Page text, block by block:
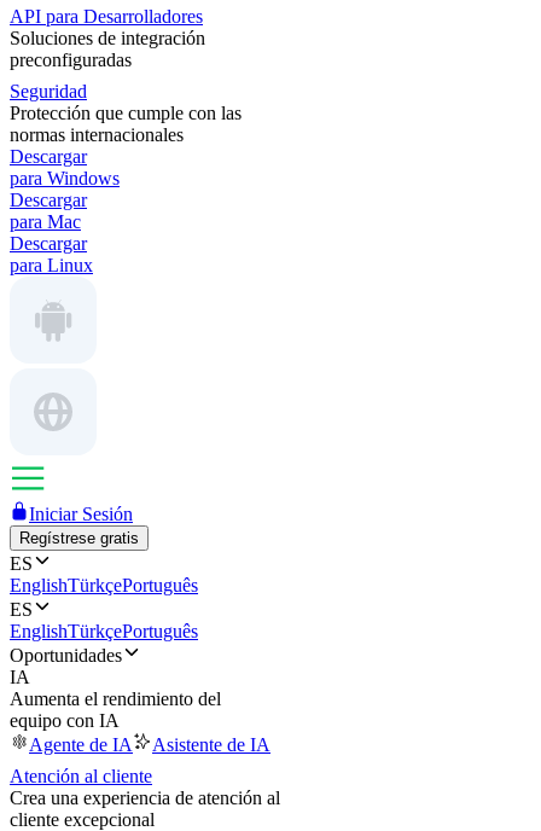
API para Desarrolladores
Soluciones de integración
preconfiguradas
Seguridad
Protección que cumple con las
normas internacionales
Descargar
para Windows
Descargar
para Mac
Descargar
para Linux
Iniciar Sesión
Regístrese gratis
ES
EnglishTürkçePortuguês
ES
EnglishTürkçePortuguês
Oportunidades
IA
Aumenta el rendimiento del
equipo con IA
Agente de IA
Asistente de IA
Atención al cliente
Crea una experiencia de atención al
cliente excepcional